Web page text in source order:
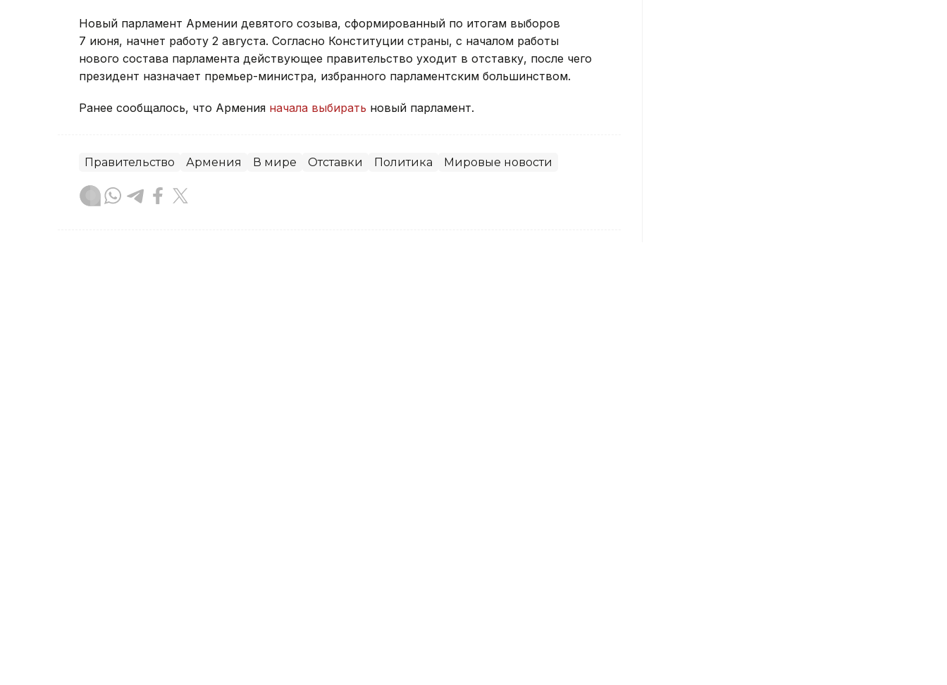
Новый парламент Армении девятого созыва, сформированный по итогам выборов
7 июня, начнет работу 2 августа. Согласно Конституции страны, с началом работы
нового состава парламента действующее правительство уходит в отставку, после чего
президент назначает премьер-министра, избранного парламентским большинством.
Ранее сообщалось, что Армения начала выбирать новый парламент.
Правительство Армения В мире Отставки Политика Мировые новости